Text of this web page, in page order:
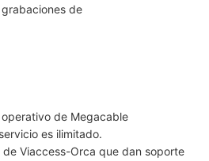
grabaciones de
de Megacable
es ilimitado.
Viaccess-Orca que dan soporte